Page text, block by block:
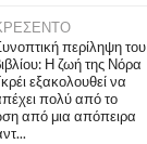
περίληψη του
Η ζωή της Νόρα
εξακολουθεί να
πολύ από το
από μια απόπειρα